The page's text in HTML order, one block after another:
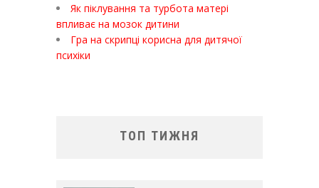
Як піклування та турбота матері
впливає на мозок дитини
Гра на скрипці корисна для дитячої
психіки
ТОП ТИЖНЯ